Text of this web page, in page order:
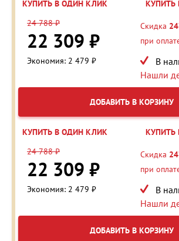
КУПИТЬ В ОДИН КЛИК
КУПИТЬ
24 788 ₽
22 309 ₽
Экономия: 2 479 ₽
Скидка
при
В
Нашли
ДОБАВИТЬ В КОРЗИНУ
КУПИТЬ В ОДИН КЛИК
КУПИТЬ
24 788 ₽
22 309 ₽
Экономия: 2 479 ₽
Скидка
при
В
Нашли
ДОБАВИТЬ В КОРЗИНУ